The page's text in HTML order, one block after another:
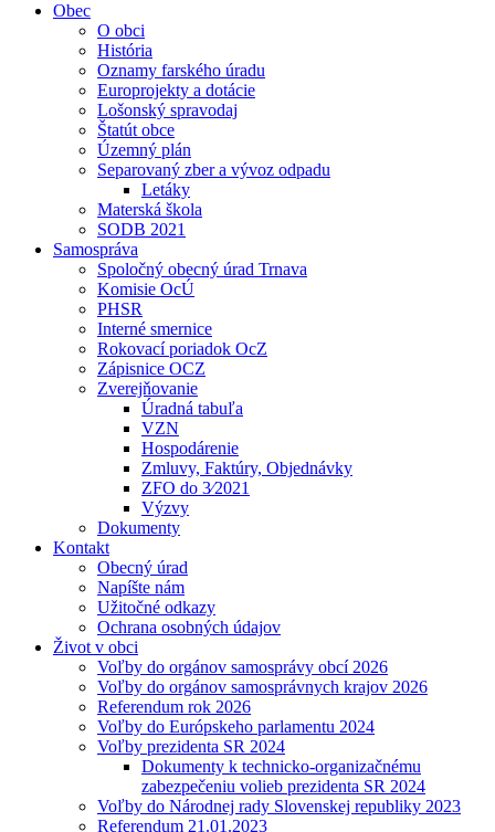
Obec
O obci
História
Oznamy farského úradu
Europrojekty a dotácie
Lošonský spravodaj
Štatút obce
Územný plán
Separovaný zber a vývoz odpadu
Letáky
Materská škola
SODB 2021
Samospráva
Spoločný obecný úrad Trnava
Komisie OcÚ
PHSR
Interné smernice
Rokovací poriadok OcZ
Zápisnice OCZ
Zverejňovanie
Úradná tabuľa
VZN
Hospodárenie
Zmluvy, Faktúry, Objednávky
ZFO do 3⁄2021
Výzvy
Dokumenty
Kontakt
Obecný úrad
Napíšte nám
Užitočné odkazy
Ochrana osobných údajov
Život v obci
Voľby do orgánov samosprávy obcí 2026
Voľby do orgánov samosprávnych krajov 2026
Referendum rok 2026
Voľby do Európskeho parlamentu 2024
Voľby prezidenta SR 2024
Dokumenty k technicko-organizačnému
zabezpečeniu volieb prezidenta SR 2024
Voľby do Národnej rady Slovenskej republiky 2023
Referendum 21.01.2023